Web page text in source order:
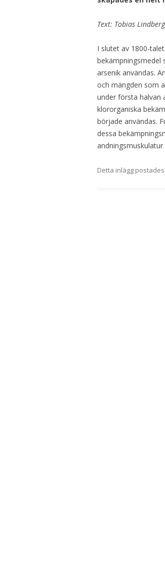
Text: Tobias
I slutet av 1800-
bekämpningsmedel
arsenik användas.
och mängden som
under första halvan
klororganiska
började användas.
dessa
Detta inlägg